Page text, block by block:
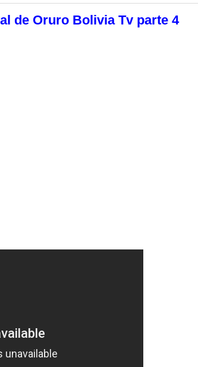
de Oruro Bolivia Tv parte 4